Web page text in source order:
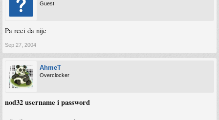
Guest
Pa reci da nije
Sep 27, 2004
AhmeT
Overclocker
nod32 username i password